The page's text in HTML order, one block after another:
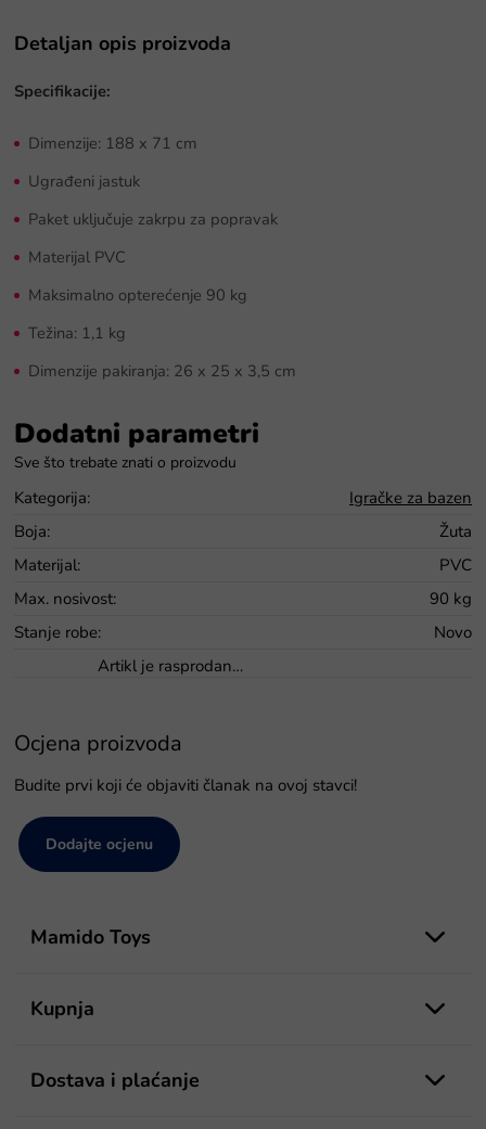
Detaljan opis proizvoda
Specifikacije:
Dimenzije: 188 x 71 cm
Ugrađeni jastuk
Paket uključuje zakrpu za popravak
Materijal PVC
Maksimalno opterećenje 90 kg
Težina: 1,1 kg
Dimenzije pakiranja: 26 x 25 x 3,5 cm
Dodatni parametri
Kategorija:
Igračke za bazen
Boja:
Žuta
Materijal:
PVC
Max. nosivost:
90 kg
Stanje robe:
Novo
Artikl je rasprodan…
Ocjena proizvoda
Budite prvi koji će objaviti članak na ovoj stavci!
Dodajte ocjenu
Mamido Toys
Kupnja
Dostava i plaćanje